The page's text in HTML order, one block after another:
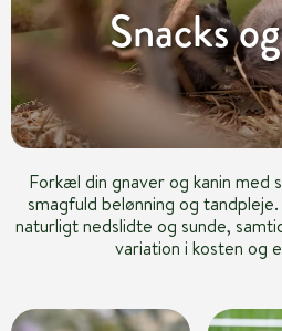
Snacks
Forkæl din gnaver og kanin med
smagfuld belønning og
naturligt nedslidte og sunde,
variation i kosten og